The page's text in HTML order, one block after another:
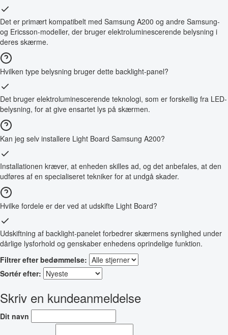
Det er primært kompatibelt med Samsung A200 og andre Samsung-
og Ericsson-modeller, der bruger elektroluminescerende belysning i
deres skærme.
Hvilken type belysning bruger dette backlight-panel?
Det bruger elektroluminescerende teknologi, som er forskellig fra LED-
belysning, for at give ensartet lys på skærmen.
Kan jeg selv installere Light Board Samsung A200?
Installationen kræver, at enheden skilles ad, og det anbefales, at den
udføres af en specialiseret tekniker for at undgå skader.
Hvilke fordele er der ved at udskifte Light Board?
Udskiftning af backlight-panelet forbedrer skærmens synlighed under
dårlige lysforhold og genskaber enhedens oprindelige funktion.
Filtrer efter bedømmelse:
Sortér efter:
Skriv en kundeanmeldelse
Dit navn